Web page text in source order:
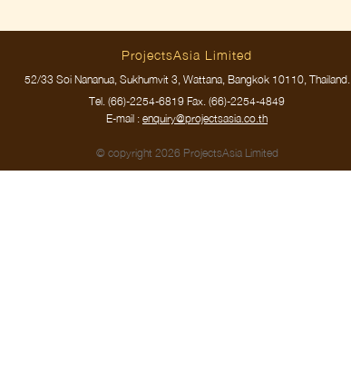
ProjectsAsia Limited
52/33 Soi Nananua, Sukhumvit 3, Wattana, Bangkok 10110, Thailand.
Tel. (66)-2254-6819 Fax. (66)-2254-4849
E-mail : enquiry@projectsasia.co.th
© copyright 2026 ProjectsAsia Limited